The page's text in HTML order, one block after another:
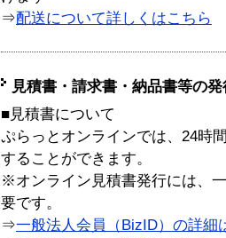
⇒配送について詳しくはこちら
見積書・請求書・納品書等の
■見積書について
ぷらっとオンラインでは、24時
することができます。
※オンライン見積書発行には、
要です。
⇒一般法人会員（BizID）の詳細